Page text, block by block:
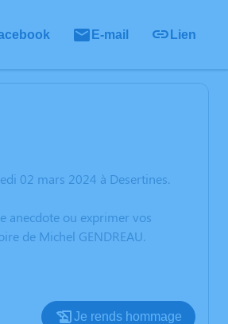
E-mail Lien
02 mars 2024 à Desertines.
anecdote ou exprimer vos
de Michel GENDREAU.
Je rends hommage